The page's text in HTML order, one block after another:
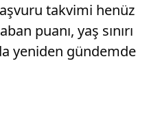
takvimi henüz
puanı, yaş sınırı
yeniden gündemde